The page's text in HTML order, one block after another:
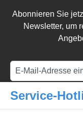
Abonnieren Sie
Newsletter, um
Service-